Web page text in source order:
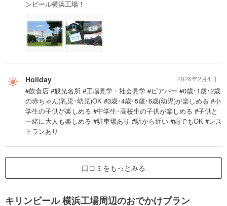
ンビール横浜工場！
Holiday
#飲食店 #観光名所 #工場見学・社会見学 #ビアバー #0歳･1歳･2歳
の赤ちゃん(乳児･幼児)OK #3歳･4歳･5歳･6歳(幼児)が楽しめる #小
学生の子供が楽しめる #中学生･高校生の子供が楽しめる #子供と
一緒に大人も楽しめる #駐車場あり #駅から近い #雨でもOK #レス
トランあり
2026年2月4日
口コミをもっとみる
キリンビール 横浜工場周辺のおでかけプラン